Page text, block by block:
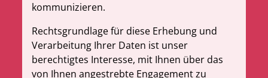
kommunizieren.
Rechtsgrundlage für diese Erhebung und
Verarbeitung Ihrer Daten ist unser
berechtigtes Interesse, mit Ihnen über das
von Ihnen angestrebte Engagement zu